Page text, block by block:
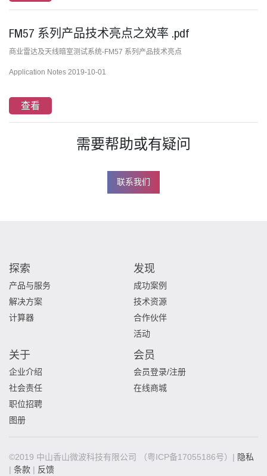
FM57 系列产品技术亮点之效率 .pdf
商业雷达及天线暗室测试系统-FM57 系列产品技术亮点
Application Notes 2019-10-01
查看
需要帮助或有疑问
联系我们
探索
产品与服务
解决方案
计算器
发现
成功案例
技术资源
合作伙伴
活动
关于
企业介绍
社会责任
职位招聘
图册
会员
会员登录/注册
在线商城
©2019 中山香山微波科技有限公司 （粤ICP备17055186号）| 隐私
| 条款 | 反馈